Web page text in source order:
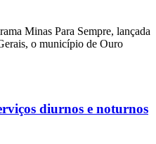
Minas Para Sempre, lançada
o município de Ouro
diurnos e noturnos